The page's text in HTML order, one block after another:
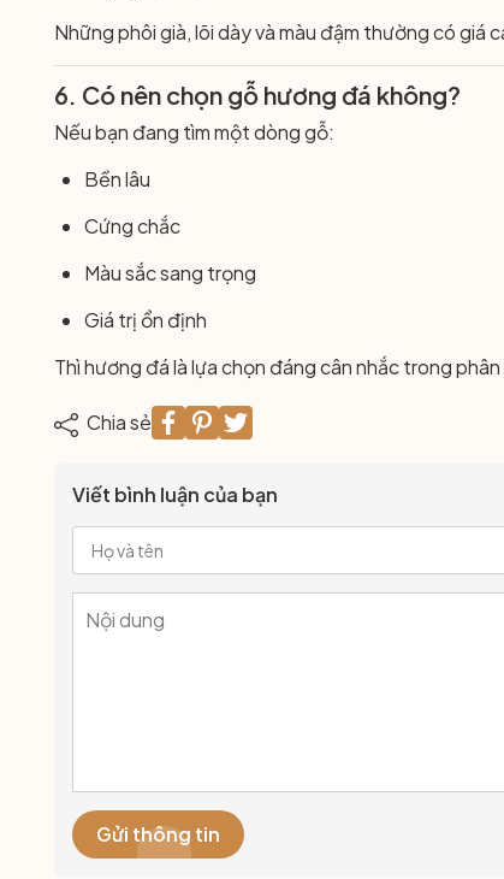
Những phôi già, lõi dày và màu đậm thường có giá
6. Có nên chọn gỗ hương đá không?
Nếu bạn đang tìm một dòng gỗ:
Bền lâu
Cứng chắc
Màu sắc sang trọng
Giá trị ổn định
Thì hương đá là lựa chọn đáng cân nhắc trong
Chia sẻ
Viết bình luận của bạn
Gửi thông tin